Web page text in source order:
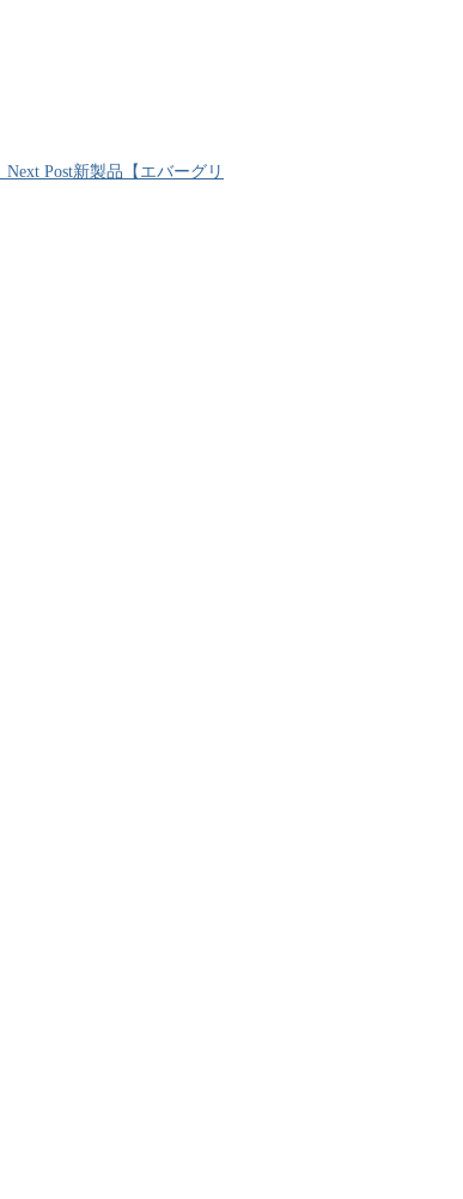
Next Post新製品【エバーグリ